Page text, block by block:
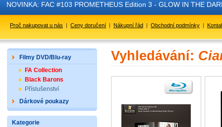
NOVINKA: FAC #103 PROMETHEUS Edition 3 - GLOW IN THE
Proč nakupovat u nás | Ceny doručení | Nákupní řád | Obchodní podmínky |
Filmy DVD/Blu-ray
FA Collection
Black Barons
Příslušenství
Dárkové poukazy
Kategorie
Vyhledávání: